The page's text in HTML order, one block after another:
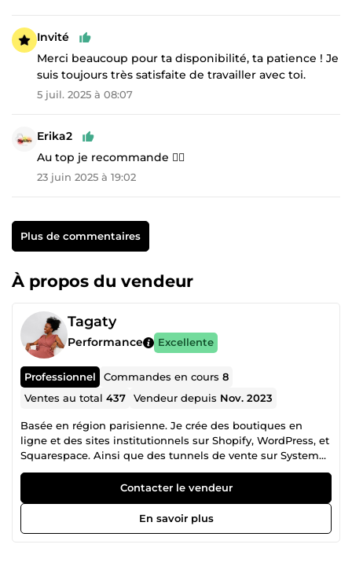
Invité
Merci beaucoup pour ta disponibilité, ta patience ! Je
suis toujours très satisfaite de travailler avec toi.
5 juil. 2025 à 08:07
Erika2
Au top je recommande 👍🏻
23 juin 2025 à 19:02
Plus de commentaires
À propos du vendeur
Tagaty
Performance Excellente
Professionnel Commandes en cours8
Ventes au total437 Vendeur depuis Nov. 2023
Basée en région parisienne. Je crée des boutiques en
ligne et des sites institutionnels sur Shopify, WordPress, et
Squarespace. Ainsi que des tunnels de vente sur Systeme
io et Stan store. Et je vous aide à booster votre visibilité sur
Google dans les résultats de recherche grâce à Google Ads
Search et Shopping. Je créé également vos campagnes de
publicités sur les réseaux sociaux Facebook, Instagram et
Tik tok. N'hésitez pas à parcourir mes différents services
Contacter le vendeur
En savoir plus